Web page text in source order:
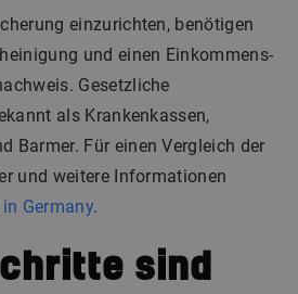
einzurichten, benötigen
und einen Einkommens-
Gesetzliche
als Krankenkassen,
Barmer. Für einen Vergleich der
und weitere Informationen
Germany.
sind